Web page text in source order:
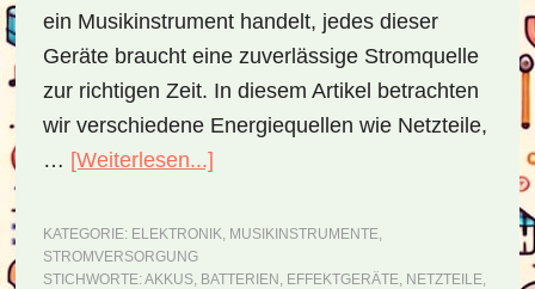
ein Musikinstrument handelt, jedes dieser
Geräte braucht eine zuverlässige Stromquelle
zur richtigen Zeit. In diesem Artikel betrachten
wir verschiedene Energiequellen wie Netzteile,
… [Weiterlesen...]
und
KATEGORIE: ELEKTRONIK, MUSIKINSTRUMENTE,
STROMVERSORGUNG
STICHWORTE: AKKUS, BATTERIEN , EFFEKTGERÄTE, NETZTEILE,